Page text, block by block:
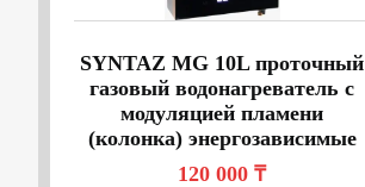
SYNTAZ MG 10L проточный
газовый водонагреватель с
модуляцией пламени
(колонка) энергозависимые
120 000₸